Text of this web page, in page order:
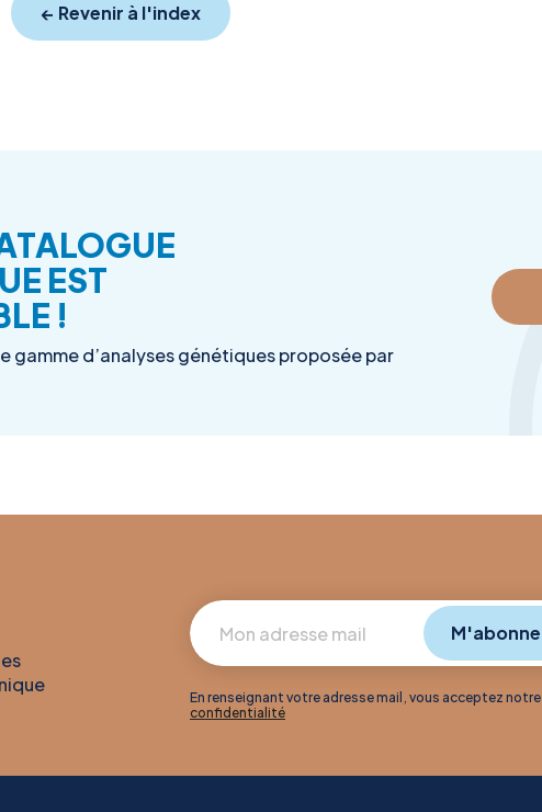
← Revenir à l'index
EST
!
gamme d’analyses génétiques proposée par
En renseignant votre adresse mail, vous acceptez notre
confidentialité